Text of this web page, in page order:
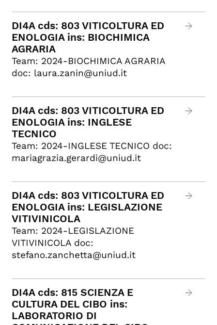
DI4A cds: 803 VITICOLTURA ED
ENOLOGIA ins: BIOCHIMICA
AGRARIA
Team: 2024-BIOCHIMICA AGRARIA
doc: laura.zanin@uniud.it
DI4A cds: 803 VITICOLTURA ED
ENOLOGIA ins: INGLESE
TECNICO
Team: 2024-INGLESE TECNICO doc:
mariagrazia.gerardi@uniud.it
DI4A cds: 803 VITICOLTURA ED
ENOLOGIA ins: LEGISLAZIONE
VITIVINICOLA
Team: 2024-LEGISLAZIONE
VITIVINICOLA doc:
stefano.zanchetta@uniud.it
DI4A cds: 815 SCIENZA E
CULTURA DEL CIBO ins:
LABORATORIO DI